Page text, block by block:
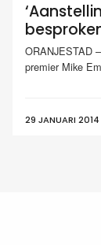
ORANJESTAD
premier Mike
29 JANUARI 2014